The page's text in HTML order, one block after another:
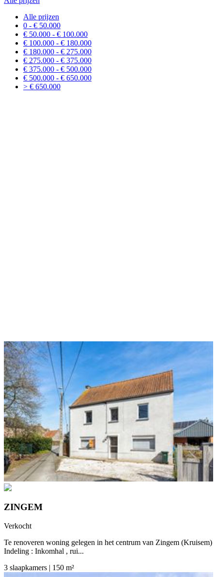
Alle prijzen
0 - € 50.000
€ 50.000 - € 100.000
€ 100.000 - € 180.000
€ 180.000 - € 275.000
€ 275.000 - € 375.000
€ 375.000 - € 500.000
€ 500.000 - € 650.000
> € 650.000
ZINGEM
Verkocht
Te renoveren woning gelegen in het centrum van Zingem (Kruisem)
Indeling : Inkomhal , rui...
3 slaapkamers | 150 m²